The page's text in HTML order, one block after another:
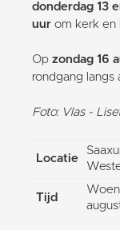
donderdag 13
uur om kerk en
Op zondag 16
rondgang langs
Foto: Vlas -
Locatie
Tijd